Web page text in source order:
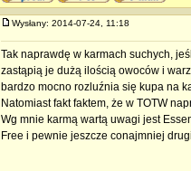
Wysłany: 2014-07-24, 11:18
Tak naprawdę w karmach suchych,
zastąpią je dużą ilością owoców i
bardzo mocno rozluźnia się kupa na
Natomiast fakt faktem, że w TOTW
Wg mnie karmą wartą uwagi jest
Free i pewnie jeszcze conajmniej